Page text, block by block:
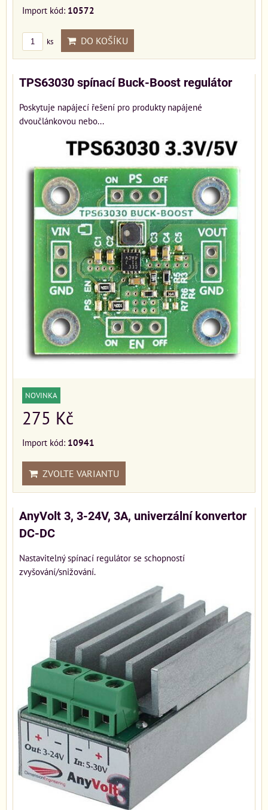
Import kód: 10572
ks DO KOŠÍKU
TPS63030 spínací Buck-Boost regulátor
Poskytuje napájecí řešení pro produkty napájené
dvoučlánkovou nebo...
NOVINKA
275 Kč
Import kód: 10941
ZVOLTE VARIANTU
AnyVolt 3, 3-24V, 3A, univerzální konvertor
DC-DC
Nastavitelný spínací regulátor se schopností
zvyšování/snižování.